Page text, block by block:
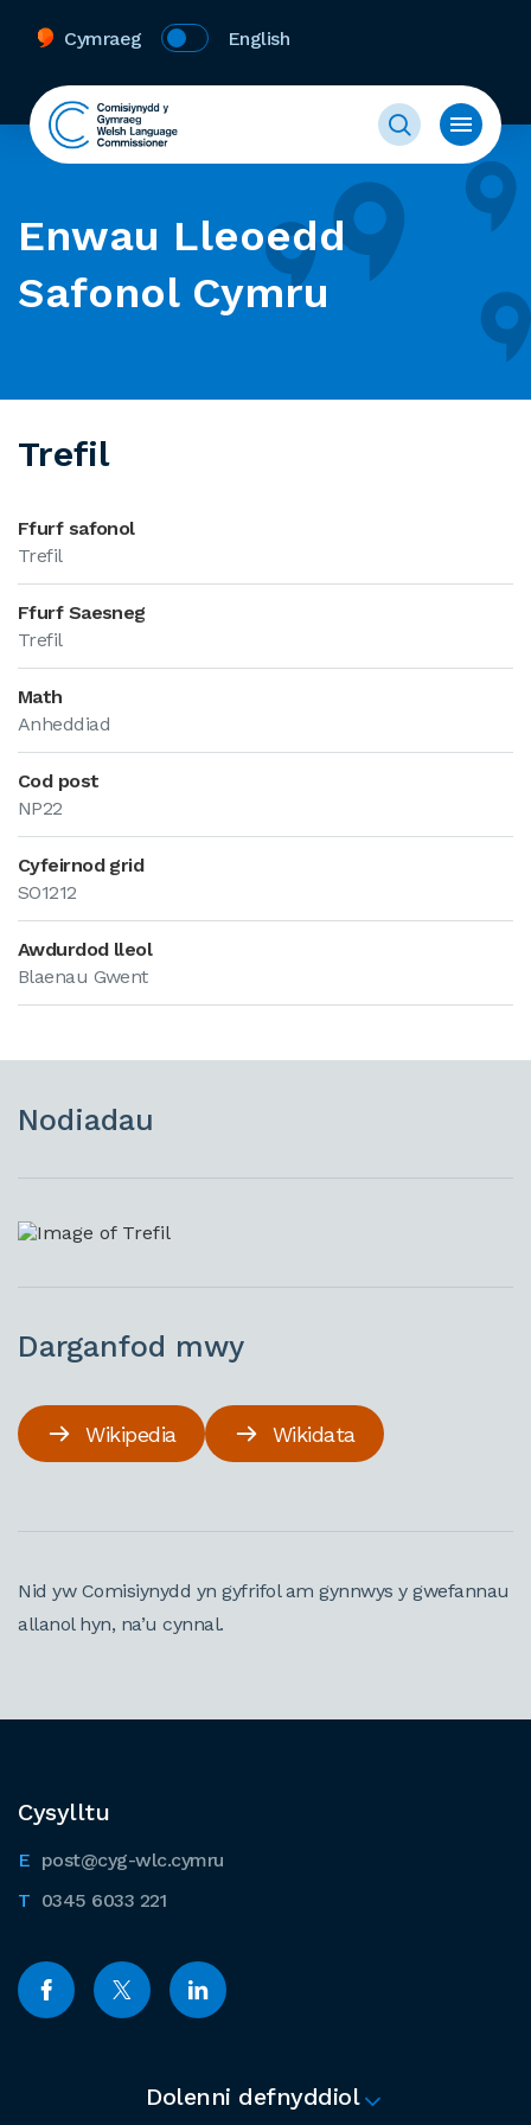
Cymraeg English
Enwau Lleoedd
Safonol Cymru
Trefil
Ffurf safonol
Trefil
Ffurf Saesneg
Trefil
Math
Anheddiad
Cod post
NP22
Cyfeirnod grid
SO1212
Awdurdod lleol
Blaenau Gwent
Nodiadau
Darganfod mwy
Wikipedia Wikidata
Nid yw Comisiynydd yn gyfrifol am gynnwys y gwefannau
allanol hyn, na’u cynnal.
Cysylltu
post@cyg-wlc.cymru
0345 6033 221
Dolenni defnyddiol